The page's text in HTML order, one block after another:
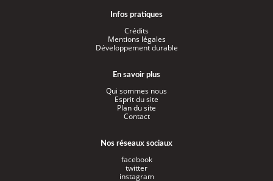
Infos pratiques
Crédits
Mentions légales
Développement durable
En savoir plus
Qui sommes nous
Esprit du site
Plan du site
Contact
Nos réseaux sociaux
facebook
twitter
instagram